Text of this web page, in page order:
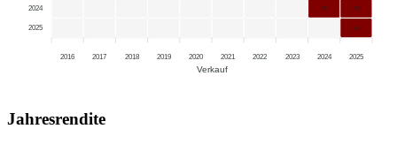
2024
2025
-22 -32
-40
2016 2017 2018 2019 2020 2021 2022 2023 2024 2025
Verkauf
Jahresrendite